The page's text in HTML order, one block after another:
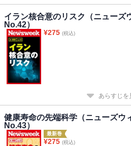
イラン核合意のリスク（ニューズ
No.42）
¥275 (税込)
あらすじを
健康寿命の先端科学（ニューズウ
No.43）
最新巻
¥275 (税込)